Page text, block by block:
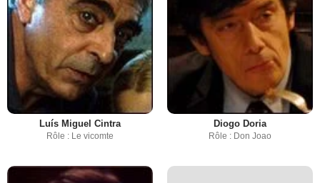
Luís Miguel Cintra
Rôle : Le vicomte
Diogo Doria
Rôle : Don Joao